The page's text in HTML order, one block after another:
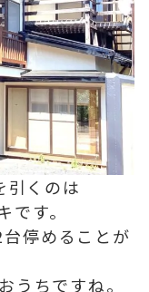
引くのは
す。
停めることが
うちですね。